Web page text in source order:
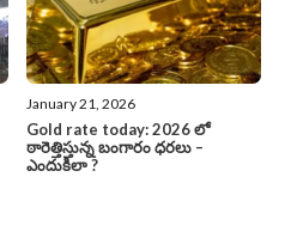
January 21, 2026
Gold rate today: 2026 లో
ఠారెత్తిస్తున్న బంగారం ధరలు –
ఎందుకిలా ?